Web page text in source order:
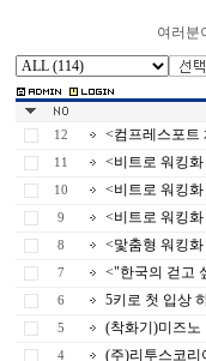
여러분
12 <컴프레스포
11 <비트로 워킹
10 <비트로 워킹
9 <비트로 워킹
8 <맟춤형 워킹
7 <"한국의 걷고
6 5키로 첫 입상
5 (착화기)미즈노
4 (주)리투스코리